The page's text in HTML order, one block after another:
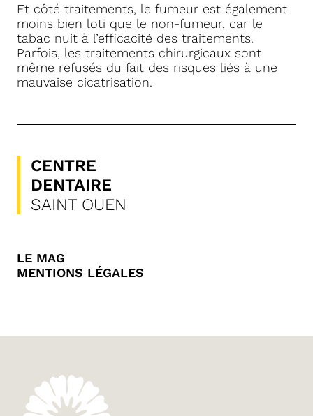
Et côté traitements, le fumeur est également
moins bien loti que le non-fumeur, car le
tabac nuit à l’efficacité des traitements.
Parfois, les traitements chirurgicaux sont
même refusés du fait des risques liés à une
mauvaise cicatrisation.
CENTRE
DENTAIRE
SAINT OUEN
LE MAG
MENTIONS LÉGALES